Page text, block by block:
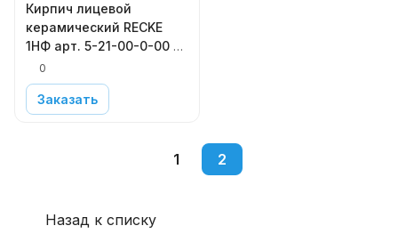
Кирпич лицевой
керамический RECKE
1НФ арт. 5-21-00-0-00 в
Московской области
0
Заказать
1 2
Назад к списку